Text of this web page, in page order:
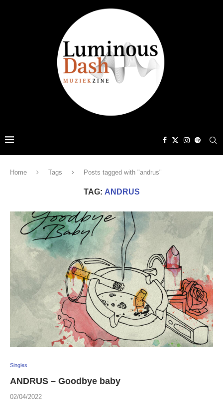
Home Tags Posts tagged with "andrus"
TAG: ANDRUS
Singles
ANDRUS – Goodbye baby
02/04/2022